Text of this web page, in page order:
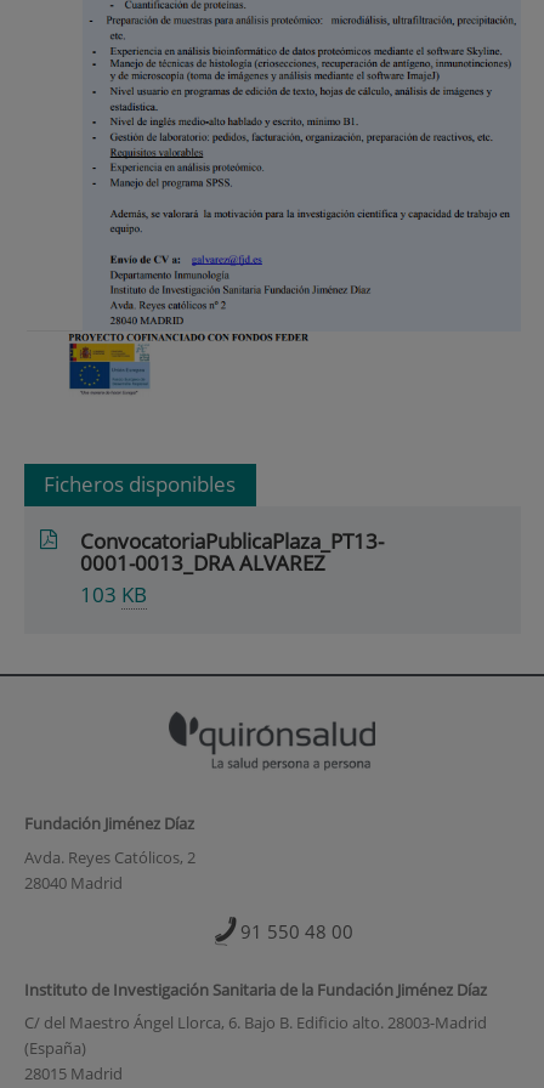
Ficheros disponibles
ConvocatoriaPublicaPlaza_PT13-
0001-0013_DRA ALVAREZ
103 KB
Fundación Jiménez Díaz
Avda. Reyes Católicos, 2
28040 Madrid
91 550 48 00
Instituto de Investigación Sanitaria de la Fundación Jiménez Díaz
C/ del Maestro Ángel Llorca, 6. Bajo B. Edificio alto. 28003-Madrid
(España)
28015 Madrid